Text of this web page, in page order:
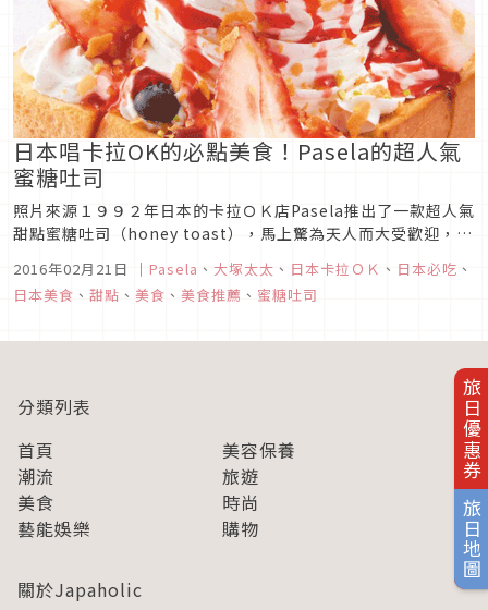
旅日優惠券
旅日地圖
日本唱卡拉OK的必點美食！Pasela的超人氣
蜜糖吐司
照片來源１９９２年日本的卡拉ＯＫ店Pasela推出了一款超人氣
甜點蜜糖吐司（honey toast），馬上驚為天人而大受歡迎，從
有人為了享用這個蜜糖吐司還專門跑去唱卡拉OK喔。（照片取
自官網）剛開始的蜜糖吐司非常的「純樸」，在約半斤的大塊...
2016年02月21日 ｜ Pasela 、 大塚太太 、 日本卡拉ＯＫ 、 日本必吃 、
日本美食 、 甜點 、 美食 、 美食推薦 、 蜜糖吐司
分類列表
首頁
美容保養
潮流
旅遊
美食
時尚
藝能娛樂
購物
關於Japaholic